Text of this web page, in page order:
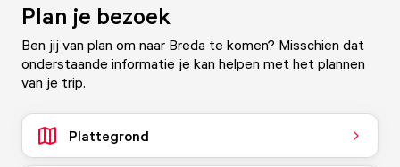
Plan je bezoek
Ben jij van plan om naar Breda te komen? Misschien dat
onderstaande informatie je kan helpen met het plannen
van je trip.
Plattegrond